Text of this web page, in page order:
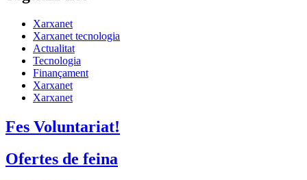
Xarxanet
Xarxanet tecnologia
Actualitat
Tecnologia
Finançament
Xarxanet
Xarxanet
Fes Voluntariat!
Ofertes de feina